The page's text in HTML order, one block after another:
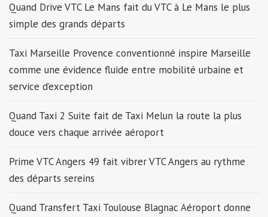
Quand Drive VTC Le Mans fait du VTC à Le Mans le plus
simple des grands départs
Taxi Marseille Provence conventionné inspire Marseille
comme une évidence fluide entre mobilité urbaine et
service d’exception
Quand Taxi 2 Suite fait de Taxi Melun la route la plus
douce vers chaque arrivée aéroport
Prime VTC Angers 49 fait vibrer VTC Angers au rythme
des départs sereins
Quand Transfert Taxi Toulouse Blagnac Aéroport donne